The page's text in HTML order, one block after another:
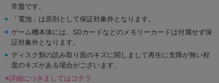
常盤です。
「電池」は原則として保証対象外となります。
ゲーム機本体には、SDカードなどのメモリーカードは付属せず保
証対象外となります。
ディスク類の読み取り面のキズに関しまして再生に支障が無い程
度のキズがある場合がございます。
※詳細につきましてはコチラ